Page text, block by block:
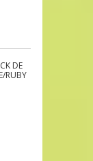
DE
RUBY